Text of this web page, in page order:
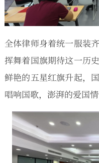
全体律师身着统一服装
挥舞着国旗期待这一历
鲜艳的五星红旗升起，
唱响国歌，澎湃的爱国情